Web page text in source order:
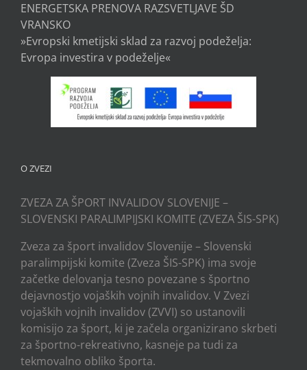
ENERGETSKA PRENOVA RAZSVETLJAVE ŠD
VRANSKO
»Evropski kmetijski sklad za razvoj podeželja:
Evropa investira v podeželje«
O ZVEZI
ZVEZA ZA ŠPORT INVALIDOV SLOVENIJE –
SLOVENSKI PARALIMPIJSKI KOMITE (ZVEZA ŠIS-SPK)
Zveza za šport invalidov Slovenije – Slovenski
paralimpijski komite (Zveza ŠIS-SPK) ima svoje
začetke delovanja tesno povezane s športno
dejavnostjo vojaških vojnih invalidov. V Zvezi
vojaških vojnih invalidov (ZVVI) so ustanovili
komisijo za šport, ki je začela organizirano skrbeti
za športno-rekreativno, kasneje pa tudi za
tekmovalno obliko športa.